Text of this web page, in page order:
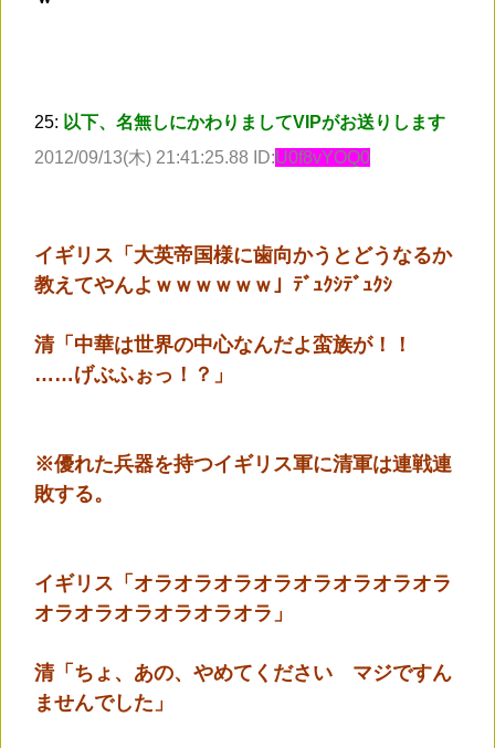
25: 以下、名無しにかわりましてVIPがお送りします
2012/09/13(木) 21:41:25.88 ID:U0f8vYOQ0
イギリス「大英帝国様に歯向かうとどうなるか
教えてやんよｗｗｗｗｗｗ」ﾃﾞｭｸｼﾃﾞｭｸｼ
清「中華は世界の中心なんだよ蛮族が！！
……げぶふぉっ！？」
※優れた兵器を持つイギリス軍に清軍は連戦連
敗する。
イギリス「オラオラオラオラオラオラオラオラ
オラオラオラオラオラオラ」
清「ちょ、あの、やめてください マジですん
ませんでした」